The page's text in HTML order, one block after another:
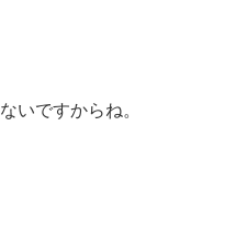
いですからね。